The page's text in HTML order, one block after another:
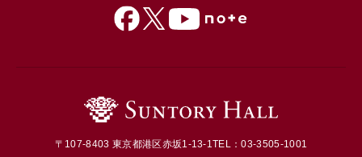
〒107-8403 東京都港区赤坂1-13-1TEL：03-3505-1001